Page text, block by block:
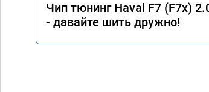
Чип тюнинг Haval F7 (F7x)
- давайте шить дружно!